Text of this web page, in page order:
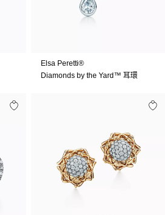
Elsa Peretti®
Diamonds by the Yard™ 耳環